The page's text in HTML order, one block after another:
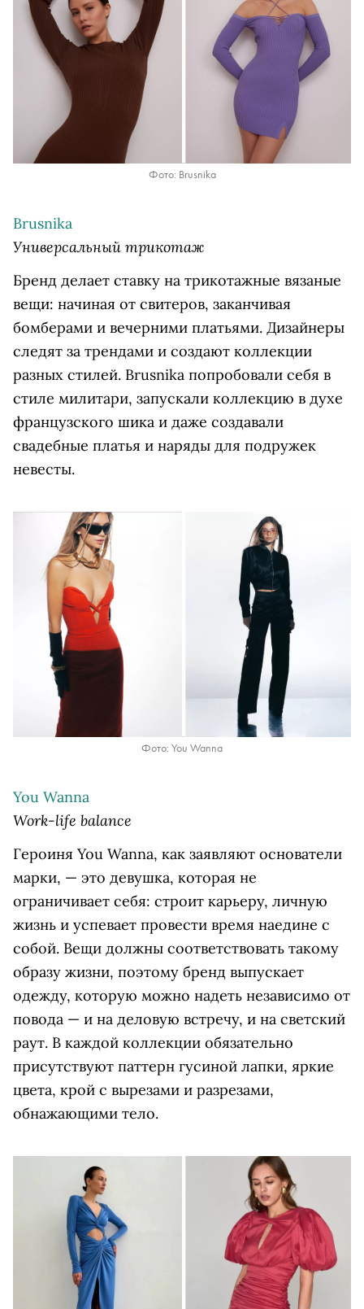
Фото: Brusnika
Brusnika
Универсальный трикотаж
Бренд делает ставку на трикотажные вязаные
вещи: начиная от свитеров, заканчивая
бомберами и вечерними платьями. Дизайнеры
следят за трендами и создают коллекции
разных стилей. Brusnika попробовали себя в
стиле милитари, запускали коллекцию в духе
французского шика и даже создавали
свадебные платья и наряды для подружек
невесты.
Фото: You Wanna
You Wanna
Work-life balance
Героиня You Wanna, как заявляют основатели
марки, — это девушка, которая не
ограничивает себя: строит карьеру, личную
жизнь и успевает провести время наедине с
собой. Вещи должны соответствовать такому
образу жизни, поэтому бренд выпускает
одежду, которую можно надеть независимо от
повода — и на деловую встречу, и на светский
раут. В каждой коллекции обязательно
присутствуют паттерн гусиной лапки, яркие
цвета, крой с вырезами и разрезами,
обнажающими тело.